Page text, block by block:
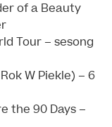
of a Beauty
Tour – sesong
W Piekle) – 6
the 90 Days –